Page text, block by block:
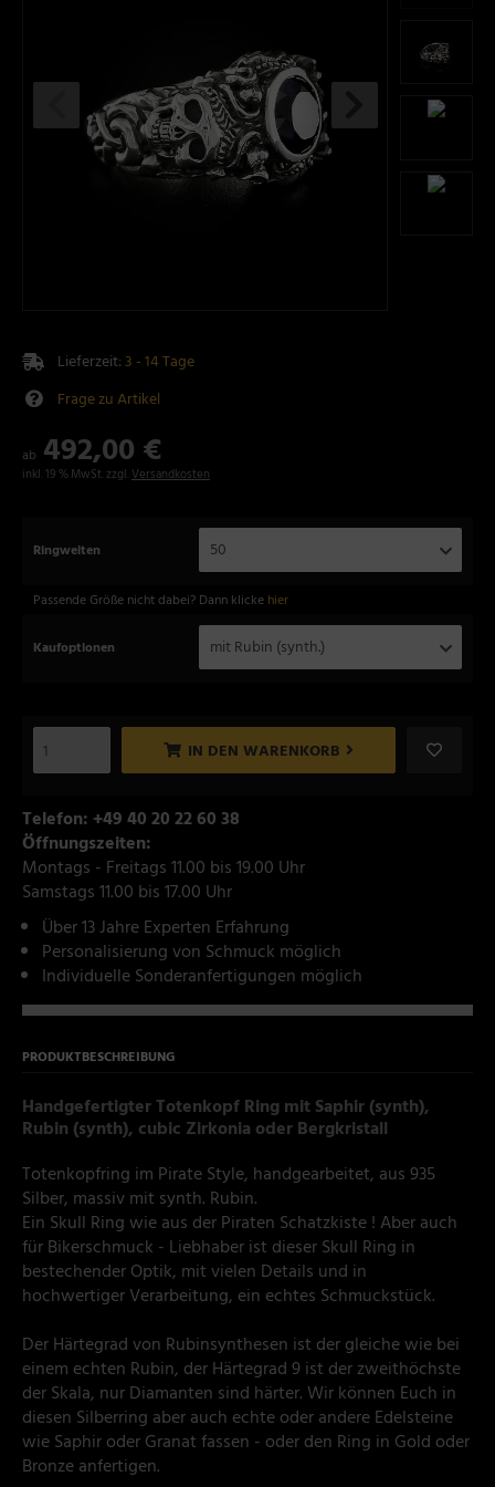
Lieferzeit: 3 - 14 Tage
Frage zu Artikel
ab 492,00 €
inkl. 19 % MwSt. zzgl. Versandkosten
Ringweiten 50
Passende Größe nicht dabei? Dann klicke hier
Kaufoptionen mit Rubin (synth.)
IN DEN WARENKORB
Telefon: +49 40 20 22 60 38
Öffnungszeiten:
Montags - Freitags 11.00 bis 19.00 Uhr
Samstags 11.00 bis 17.00 Uhr
Über 13 Jahre Experten Erfahrung
Personalisierung von Schmuck möglich
Individuelle Sonderanfertigungen möglich
PRODUKTBESCHREIBUNG
Handgefertigter Totenkopf Ring mit Saphir(synth),
Rubin (synth), cubic Zirkonia oder Bergkristall
Totenkopfring im Pirate Style, handgearbeitet, aus 935
Silber, massiv mit synth. Rubin.
Ein Skull Ring wie aus der Piraten Schatzkiste ! Aber auch
für Bikerschmuck - Liebhaber ist dieser Skull Ring in
bestechender Optik, mit vielen Details und in
hochwertiger Verarbeitung, ein echtes Schmuckstück.
Der Härtegrad von Rubinsynthesen ist der gleiche wie bei
einem echten Rubin, der Härtegrad 9 ist der zweithöchste
der Skala, nur Diamanten sind härter. Wir können Euch in
diesen Silberring aber auch echte oder andere Edelsteine
wie Saphir oder Granat fassen - oder den Ring in Gold oder
Bronze anfertigen.